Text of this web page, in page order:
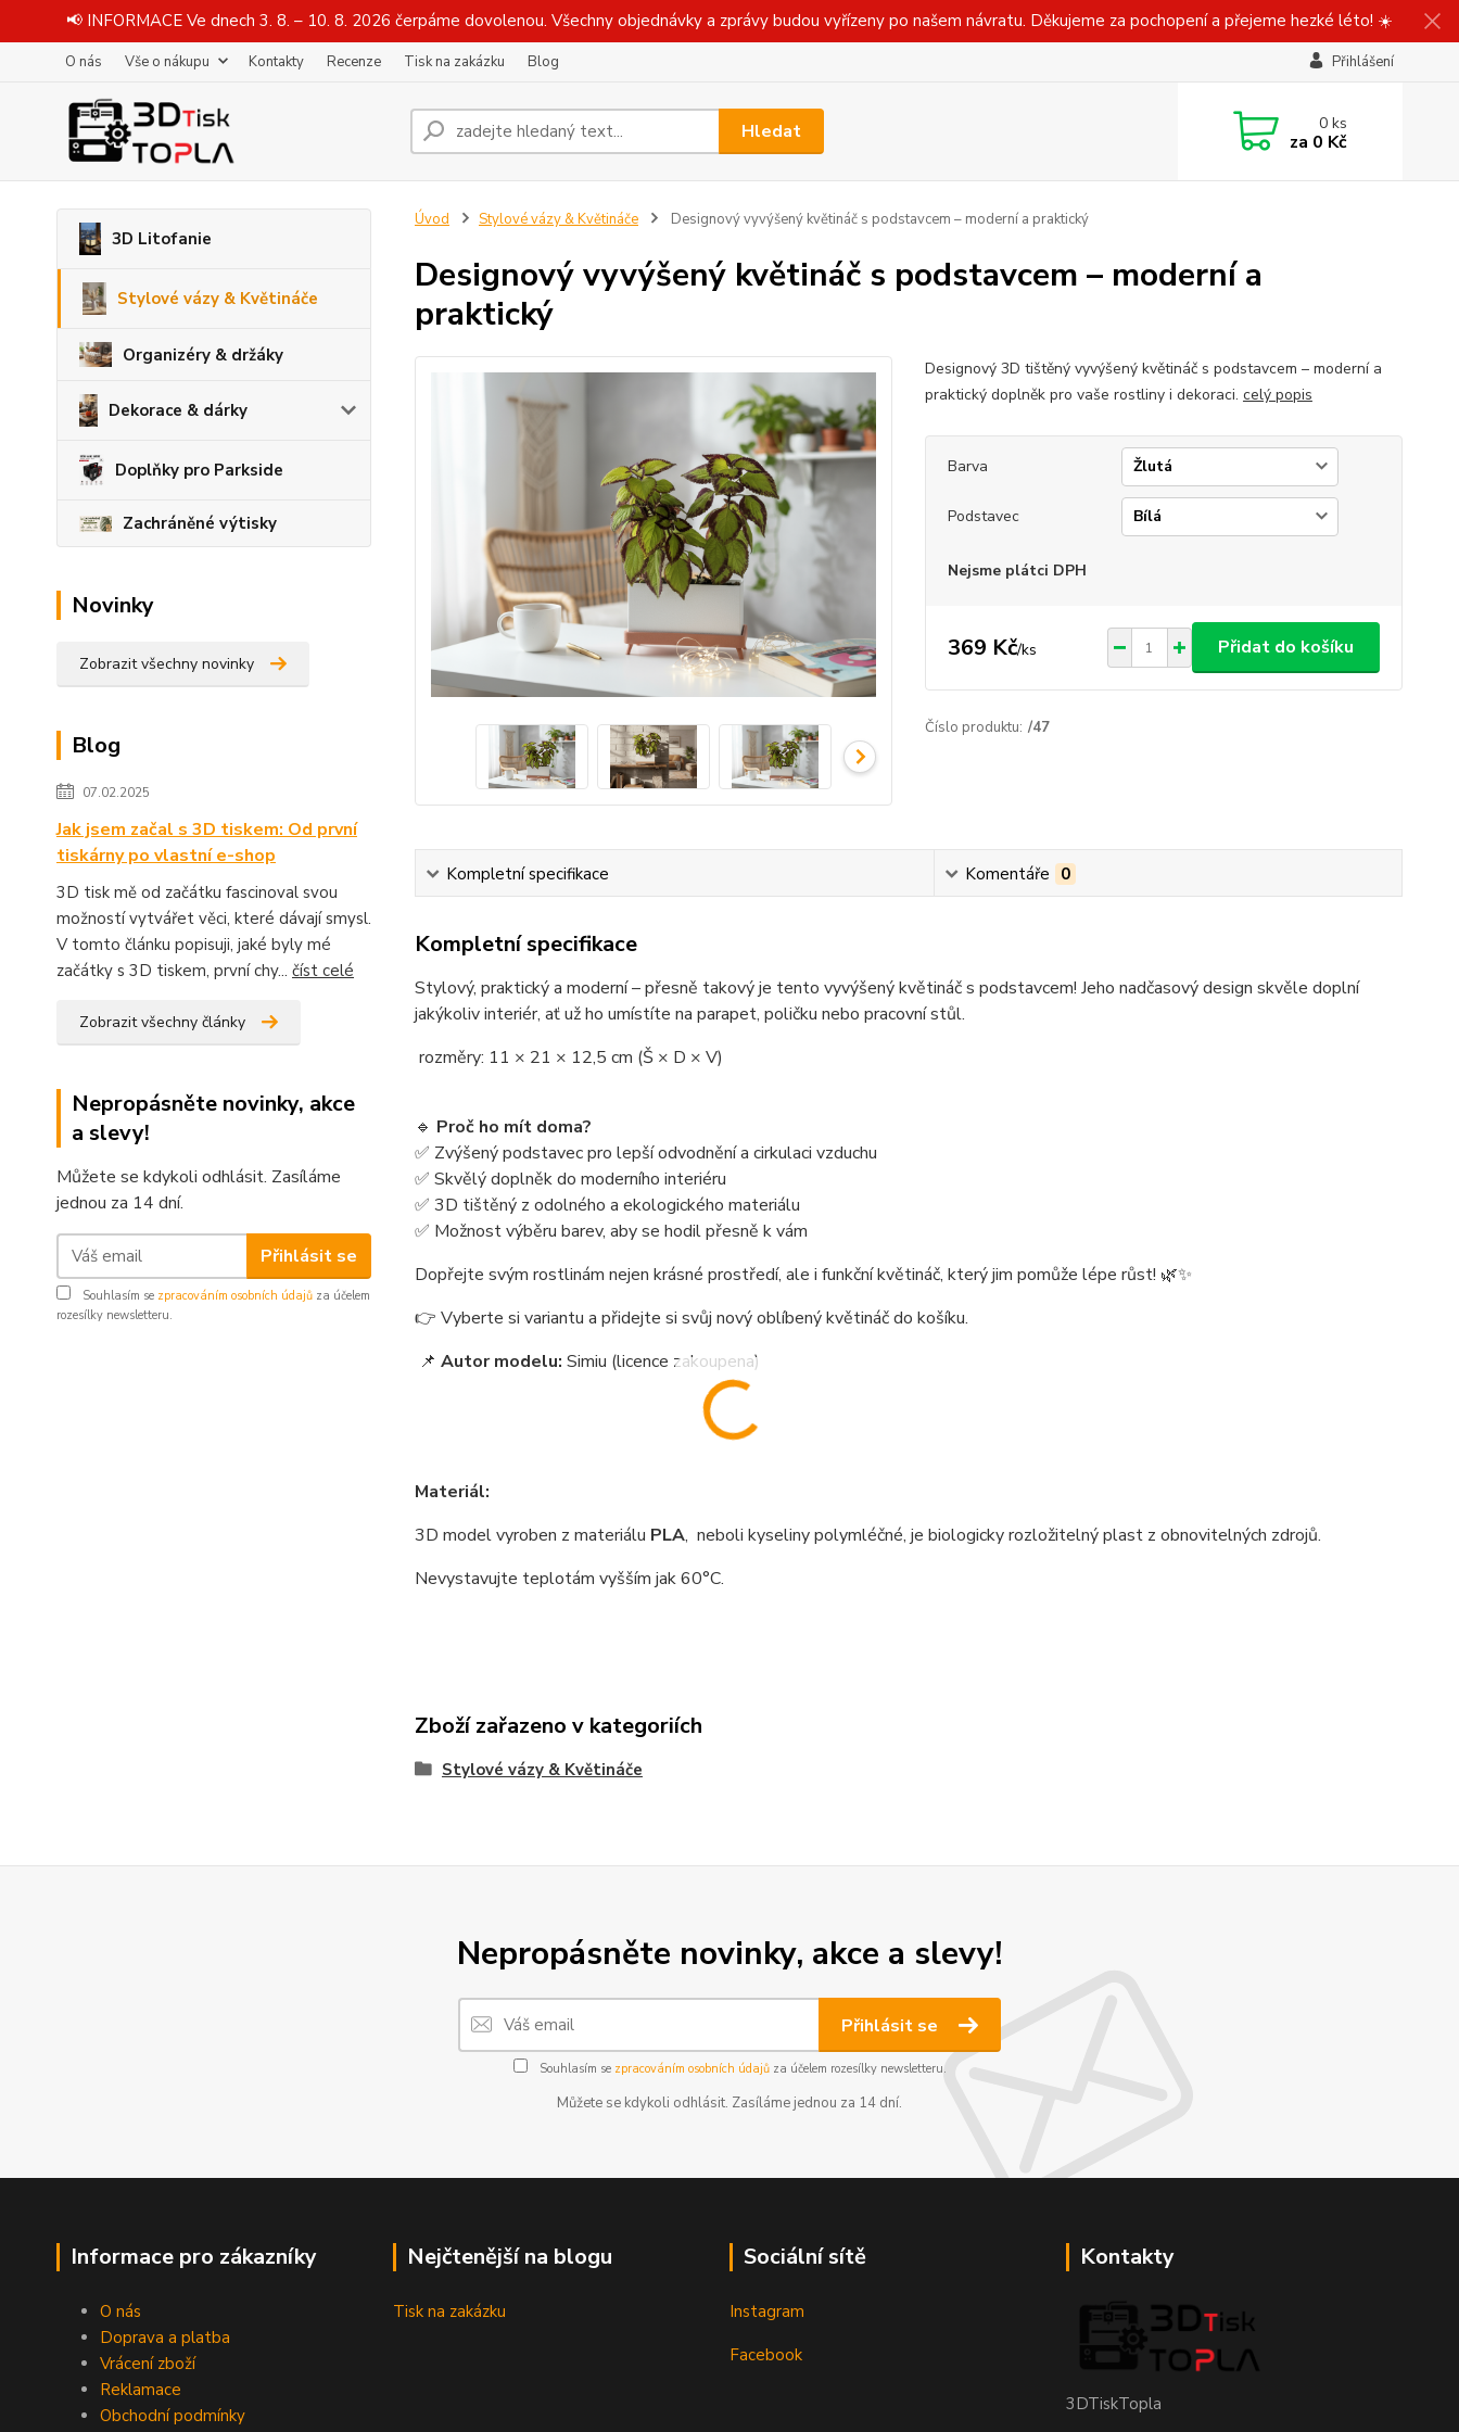
📢 INFORMACE Ve dnech 3. 8. – 10. 8. 2026 čerpáme dovolenou. Všechny objednávky a zprávy budou vyřízeny po našem návratu. Děkujeme za pochopení a přejeme hezké léto! ☀️
O nás Vše o nákupu Kontakty Recenze Tisk na zakázku Blog Přihlášení
Hledat 0ks
za 0 Kč
3D Litofanie
Stylové vázy & Květináče
Organizéry & držáky
Dekorace & dárky
Doplňky pro Parkside
Zachráněné výtisky
Novinky
Zobrazit všechny novinky
Blog
07.02.2025
Jak jsem začal s 3D tiskem: Od první
tiskárny po vlastní e-shop
3D tisk mě od začátku fascinoval svou
možností vytvářet věci, které dávají smysl.
V tomto článku popisuji, jaké byly mé
začátky s 3D tiskem, první chy... číst celé
Zobrazit všechny články
Nepropásněte novinky, akce
a slevy!
Můžete se kdykoli odhlásit. Zasíláme
jednou za 14 dní.
Přihlásit se
Souhlasím se zpracováním osobních údajů za účelem
rozesílky newsletteru.
Úvod Stylové vázy & Květináče Designový vyvýšený květináč s podstavcem – moderní a praktický
Designový vyvýšený květináč s podstavcem – moderní a
praktický
Designový 3D tištěný vyvýšený květináč s podstavcem – moderní a
praktický doplněk pro vaše rostliny i dekoraci. celý popis
Barva
Podstavec
Nejsme plátci DPH
369 Kč/ks Přidat do košíku
Číslo produktu: /47
Kompletní specifikace Komentáře 0
Kompletní specifikace
Stylový, praktický a moderní – přesně takový je tento vyvýšený květináč s podstavcem! Jeho nadčasový design skvěle doplní
jakýkoliv interiér, ať už ho umístíte na parapet, poličku nebo pracovní stůl.
rozměry: 11 × 21 × 12,5 cm (Š × D × V)
🔹 Proč ho mít doma?
✅ Zvýšený podstavec pro lepší odvodnění a cirkulaci vzduchu
✅ Skvělý doplněk do moderního interiéru
✅ 3D tištěný z odolného a ekologického materiálu
✅ Možnost výběru barev, aby se hodil přesně k vám
Dopřejte svým rostlinám nejen krásné prostředí, ale i funkční květináč, který jim pomůže lépe růst! 🌿✨
👉 Vyberte si variantu a přidejte si svůj nový oblíbený květináč do košíku.
📌 Autor modelu: Simiu (licence zakoupena)
Materiál:
3D model vyroben z materiálu PLA, neboli kyseliny polymléčné, je biologicky rozložitelný plast z obnovitelných zdrojů.
Nevystavujte teplotám vyšším jak 60°C.
Zboží zařazeno v kategoriích
Stylové vázy & Květináče
Nepropásněte novinky, akce a slevy!
Přihlásit se
Souhlasím se zpracováním osobních údajůza účelem rozesílky newsletteru.
Můžete se kdykoli odhlásit. Zasíláme jednou za 14 dní.
Informace pro zákazníky
O nás
Doprava a platba
Vrácení zboží
Reklamace
Obchodní podmínky
Nejčtenější na blogu
Tisk na zakázku
Sociální sítě
Instagram
Facebook
Kontakty
3DTiskTopla